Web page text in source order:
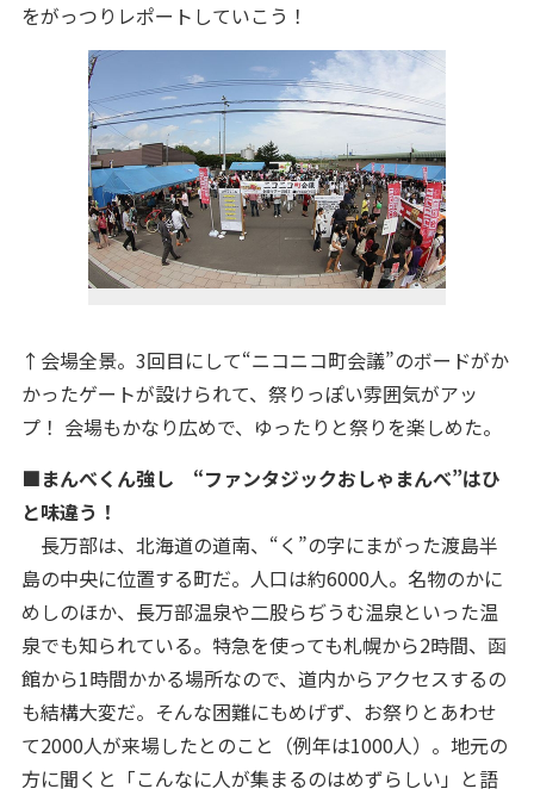
をがっつりレポートしていこう！
↑会場全景。3回目にして“ニコニコ町会議”のボードがか
かったゲートが設けられて、祭りっぽい雰囲気がアッ
プ！ 会場もかなり広めで、ゆったりと祭りを楽しめた。
■まんべくん強し “ファンタジックおしゃまんべ”はひ
と味違う！
長万部は、北海道の道南、“く”の字にまがった渡島半
島の中央に位置する町だ。人口は約6000人。名物のかに
めしのほか、長万部温泉や二股らぢうむ温泉といった温
泉でも知られている。特急を使っても札幌から2時間、函
館から1時間かかる場所なので、道内からアクセスするの
も結構大変だ。そんな困難にもめげず、お祭りとあわせ
て2000人が来場したとのこと（例年は1000人）。地元の
方に聞くと「こんなに人が集まるのはめずらしい」と語